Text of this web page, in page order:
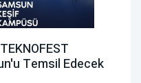
Temsil Edecek